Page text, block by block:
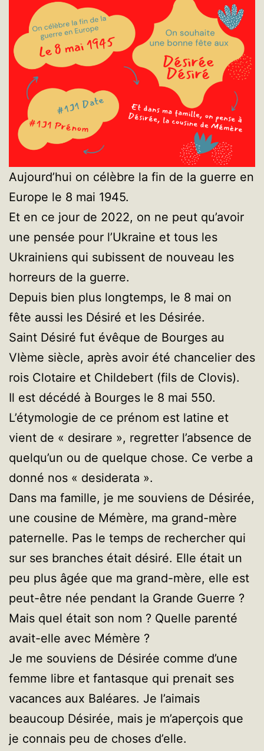
Aujourd’hui on célèbre la fin de la guerre en
Europe le 8 mai 1945.
Et en ce jour de 2022, on ne peut qu’avoir
une pensée pour l’Ukraine et tous les
Ukrainiens qui subissent de nouveau les
horreurs de la guerre.
Depuis bien plus longtemps, le 8 mai on
fête aussi les Désiré et les Désirée.
Saint Désiré fut évêque de Bourges au
VIème siècle, après avoir été chancelier des
rois Clotaire et Childebert (fils de Clovis).
Il est décédé à Bourges le 8 mai 550.
L’étymologie de ce prénom est latine et
vient de « desirare », regretter l’absence de
quelqu’un ou de quelque chose. Ce verbe a
donné nos « desiderata ».
Dans ma famille, je me souviens de Désirée,
une cousine de Mémère, ma grand-mère
paternelle. Pas le temps de rechercher qui
sur ses branches était désiré. Elle était un
peu plus âgée que ma grand-mère, elle est
peut-être née pendant la Grande Guerre ?
Mais quel était son nom ? Quelle parenté
avait-elle avec Mémère ?
Je me souviens de Désirée comme d’une
femme libre et fantasque qui prenait ses
vacances aux Baléares. Je l’aimais
beaucoup Désirée, mais je m’aperçois que
je connais peu de choses d’elle.